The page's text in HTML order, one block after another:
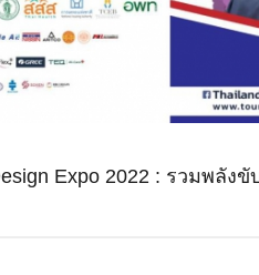
Expo 2022 : รวมพลัง